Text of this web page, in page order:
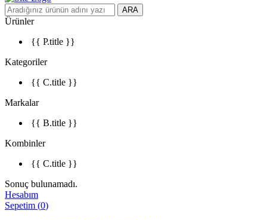
ARA
Ürünler
{{ P.title }}
Kategoriler
{{ C.title }}
Markalar
{{ B.title }}
Kombinler
{{ C.title }}
Sonuç bulunamadı.
Hesabım
Sepetim (0)